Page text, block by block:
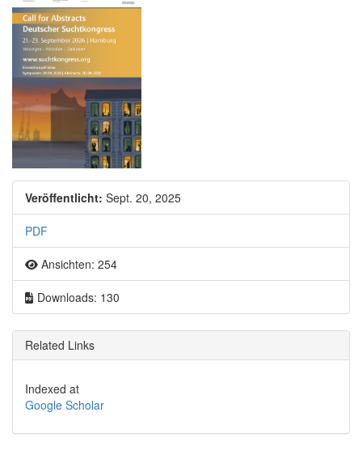
Artikel-Sidebar
Veröffentlicht: Sept. 20, 2025
PDF
Ansichten: 254
Downloads: 130
Related Links
Indexed at
Google Scholar